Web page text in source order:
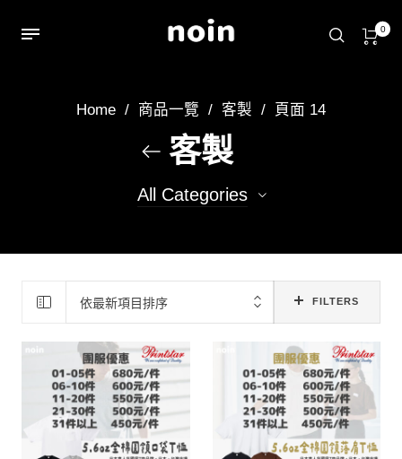
0
Home / 商品一覽 / 客製 / 頁面 14
客製
All Categories
代客印製(5件↓) 29
團體服(6件↑)
1
你知我知下單區
依最新項目排序 FILTERS